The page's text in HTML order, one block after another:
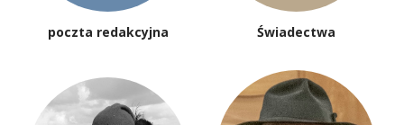
poczta redakcyjna Świadectwa